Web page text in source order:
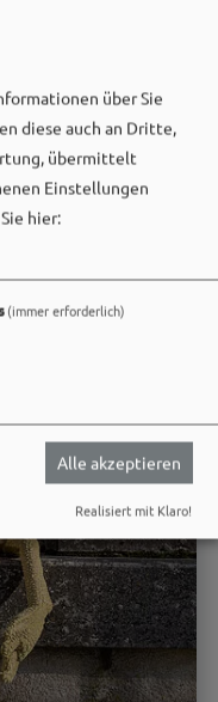
über Sie
diese auch an Dritte,
übermittelt
Einstellungen
hier:
(immer erforderlich)
Alle akzeptieren
Realisiert mit Klaro!